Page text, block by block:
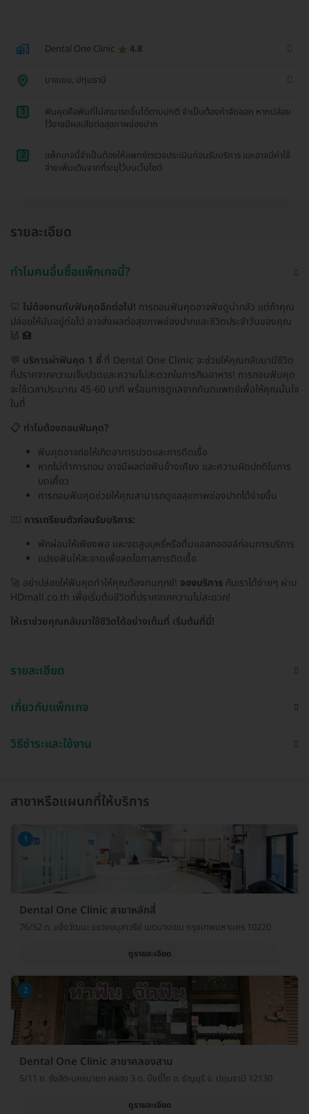
Dental One Clinic 4.8
บางเขน, ปทุมธานี
1
ฟันคุดคือฟันที่ไม่สามารถขึ้นได้ตามปกติ จำเป็นต้องกำจัดออก หากปล่อย
ไว้อาจมีผลเสียต่อสุขภาพช่องปาก
2
แพ็กเกจนี้จำเป็นต้องให้แพทย์ตรวจประเมินก่อนรับบริการ และอาจมีค่าใช้
จ่ายเพิ่มเติมจากที่ระบุไว้บนเว็บไซต์
รายละเอียด
ทำไมคนอื่นซื้อแพ็กเกจนี้?
🦷 ไม่ต้องทนกับฟันคุดอีกต่อไป! การถอนฟันคุดอาจฟังดูน่ากลัว แต่ถ้าคุณ
ปล่อยให้มันอยู่ต่อไป อาจส่งผลต่อสุขภาพช่องปากและชีวิตประจำวันของคุณ
ได้ 🏥
💬 บริการผ่าฟันคุด 1 ซี่ ที่ Dental One Clinic จะช่วยให้คุณกลับมามีชีวิต
ที่ปราศจากความเจ็บปวดและความไม่สะดวกในการกินอาหาร! การถอนฟันคุด
จะใช้เวลาประมาณ 45-60 นาที พร้อมการดูแลจากทันตแพทย์เพื่อให้คุณมั่นใจ
ในที่
📋 ทำไมต้องถอนฟันคุด?
ฟันคุดอาจก่อให้เกิดอาการปวดและการติดเชื้อ
หากไม่ทำการถอน อาจมีผลต่อฟันข้างเคียง และความผิดปกติในการ
บดเคี้ยว
การถอนฟันคุดช่วยให้คุณสามารถดูแลสุขภาพช่องปากได้ง่ายขึ้น
🧘‍♀️ การเตรียมตัวก่อนรับบริการ:
พักผ่อนให้เพียงพอ และงดสูบบุหรี่หรือดื่มแอลกอฮอล์ก่อนการบริการ
แปรงฟันให้สะอาดเพื่อลดโอกาสการติดเชื้อ
🚀 อย่าปล่อยให้ฟันคุดทำให้คุณต้องทนทุกข์! จองบริการ กับเราได้ง่ายๆ ผ่าน
HDmall.co.th เพื่อเริ่มต้นชีวิตที่ปราศจากความไม่สะดวก!
ให้เราช่วยคุณกลับมาใช้ชีวิตได้อย่างเต็มที่ เริ่มต้นที่นี่!
รายละเอียด
เกี่ยวกับแพ็กเกจ
วิธีชำระและใช้งาน
สาขาหรือแผนกที่ให้บริการ
1
Dental One Clinic สาขาหลักสี่
76/52 ถ. แจ้งวัฒนะ แขวงอนุสาวรีย์ เขตบางเขน กรุงเทพมหานคร 10220
ดูรายละเอียด
2
Dental One Clinic สาขาคลองสาม
5/11 ถ. รังสิต-นครนายก คลอง 3 ต. บึงยี่โถ อ. ธัญบุรี จ. ปทุมธานี 12130
ดูรายละเอียด